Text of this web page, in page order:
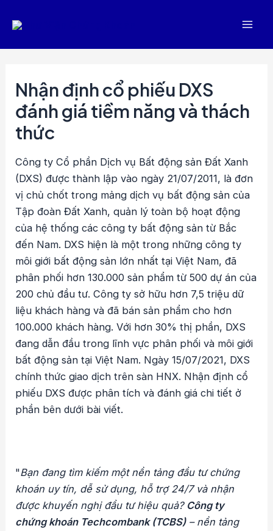
Nhận định cổ phiếu DXS
đánh giá tiềm năng và thách
thức
Công ty Cổ phần Dịch vụ Bất động sản Đất Xanh
(DXS) được thành lập vào ngày 21/07/2011, là đơn
vị chủ chốt trong mảng dịch vụ bất động sản của
Tập đoàn Đất Xanh, quản lý toàn bộ hoạt động
của hệ thống các công ty bất động sản từ Bắc
đến Nam. DXS hiện là một trong những công ty
môi giới bất động sản lớn nhất tại Việt Nam, đã
phân phối hơn 130.000 sản phẩm từ 500 dự án của
200 chủ đầu tư. Công ty sở hữu hơn 7,5 triệu dữ
liệu khách hàng và đã bán sản phẩm cho hơn
100.000 khách hàng. Với hơn 30% thị phần, DXS
đang dẫn đầu trong lĩnh vực phân phối và môi giới
bất động sản tại Việt Nam. Ngày 15/07/2021, DXS
chính thức giao dịch trên sàn HNX. Nhận định cổ
phiếu DXS được phân tích và đánh giá chi tiết ở
phần bên dưới bài viết.
"Bạn đang tìm kiếm một nền tảng đầu tư chứng
khoán uy tín, dễ sử dụng, hỗ trợ 24/7 và nhận
được khuyến nghị đầu tư hiệu quả? Công ty
chứng khoán Techcombank (TCBS)– nền tảng